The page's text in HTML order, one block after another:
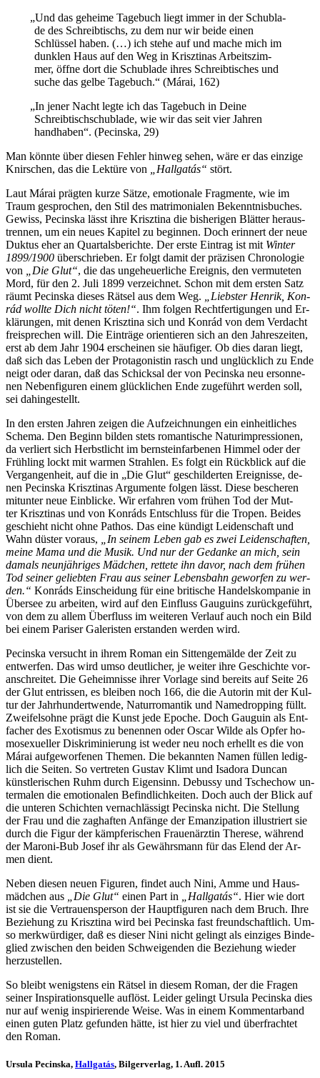
„Und das ge­hei­me Ta­ge­buch liegt im­mer in der Schub­la­
de des Schreib­tischs, zu dem nur wir bei­de ei­nen
Schlüs­sel ha­ben. (…) ich ste­he auf und ma­che mich im
dunk­len Haus auf den Weg in Krisz­ti­nas Ar­beits­zim­
mer, öff­ne dort die Schub­la­de ih­res Schreib­ti­sches und
su­che das gel­be Ta­ge­buch.“ (Má­rai, 162)
„In je­ner Nacht leg­te ich das Ta­ge­buch in Dei­ne
Schreib­tisch­schub­la­de, wie wir das seit vier Jah­ren
hand­ha­ben“. (Pecinska, 29)
Man könn­te über die­sen Feh­ler hin­weg se­hen, wä­re er das ein­zi­ge
Knir­schen, das die Lek­tü­re von
„Hall­ga­tás“ stört.
Laut Má­rai präg­ten kur­ze Sät­ze, emo­tio­na­le Frag­men­te, wie im
Traum ge­spro­chen, den Stil des ma­tri­mo­nia­len Be­kennt­nis­bu­ches.
Ge­wiss, Pecinska lässt ih­re Krisz­ti­na die bis­he­ri­gen Blät­ter her­aus­
tren­nen, um ein neu­es Ka­pi­tel zu be­gin­nen. Doch er­in­nert der neue
Duk­tus eher an Quar­tals­be­rich­te. Der ers­te Ein­trag ist mit Win­ter
1899/1900 über­schrie­ben. Er folgt da­mit der prä­zi­sen Chro­no­lo­gie
von
„Die Glut“, die das un­ge­heu­er­li­che Er­eig­nis, den ver­mu­te­ten
Mord, für den 2. Ju­li 1899 ver­zeich­net. Schon mit dem ers­ten Satz
räumt Pecinska die­ses Rät­sel aus dem Weg.
„Liebs­ter Hen­rik, Kon­
rád woll­te Dich nicht tö­ten!“. Ihm fol­gen Recht­fer­ti­gun­gen und Er­
klä­run­gen, mit de­nen Krisz­ti­na sich und Kon­rád von dem Ver­dacht
frei­spre­chen will. Die Ein­trä­ge ori­en­tie­ren sich an den Jah­res­zei­ten,
erst ab dem Jahr 1904 er­schei­nen sie häu­fi­ger. Ob dies dar­an liegt,
daß sich das Le­ben der Prot­ago­nis­tin rasch und un­glück­lich zu En­de
neigt oder dar­an, daß das Schick­sal der von Pecinska neu er­son­ne­
nen Ne­ben­fi­gu­ren ei­nem glück­li­chen En­de zu­ge­führt wer­den soll,
sei dahingestellt.
In den ers­ten Jah­ren zei­gen die Auf­zeich­nun­gen ein ein­heit­li­ches
Sche­ma. Den Be­ginn bil­den stets ro­man­ti­sche Na­tur­im­pres­sio­nen,
da ver­liert sich Herbst­licht im bern­stein­far­be­nen Him­mel oder der
Früh­ling lockt mit war­men Strah­len. Es folgt ein Rück­blick auf die
Ver­gan­gen­heit, auf die in „Die Glut“ ge­schil­der­ten Er­eig­nis­se, de­
nen Pecinska Krisz­ti­nas Ar­gu­men­te fol­gen lässt. Die­se be­sche­ren
mit­un­ter neue Ein­bli­cke. Wir er­fah­ren vom frü­hen Tod der Mut­
ter Krisz­ti­nas und von Kon­ráds Ent­schluss für die Tro­pen. Bei­des
ge­schieht nicht oh­ne Pa­thos. Das ei­ne kün­digt Lei­den­schaft und
Wahn düs­ter vor­aus,
„In sei­nem Le­ben gab es zwei Lei­den­schaf­ten,
mei­ne Ma­ma und die Mu­sik. Und nur der Ge­dan­ke an mich, sein
da­mals neun­jäh­ri­ges Mäd­chen, ret­te­te ihn da­vor, nach dem frü­hen
Tod sei­ner ge­lieb­ten Frau aus sei­ner Le­bens­bahn ge­wor­fen zu wer­
den.“ Kon­ráds Ein­schei­dung für ei­ne bri­ti­sche Han­dels­kom­pa­nie in
Über­see zu ar­bei­ten, wird auf den Ein­fluss Gau­gu­ins zu­rück­ge­führt,
von dem zu al­lem Über­fluss im wei­te­ren Ver­lauf auch noch ein Bild
bei ei­nem Pa­ri­ser Ga­le­ris­ten er­stan­den wer­den wird.
Pecinska ver­sucht in ih­rem Ro­man ein Sit­ten­ge­mäl­de der Zeit zu
ent­wer­fen. Das wird um­so deut­li­cher, je wei­ter ih­re Ge­schich­te vor­
an­schrei­tet. Die Ge­heim­nis­se ih­rer Vor­la­ge sind be­reits auf Sei­te 26
der Glut ent­ris­sen, es blei­ben noch 166, die die Au­torin mit der Kul­
tur der Jahr­hun­dert­wen­de, Na­tur­ro­man­tik und Na­me­drop­ping füllt.
Zwei­fels­oh­ne prägt die Kunst je­de Epo­che. Doch Gau­gu­in als Ent­
fa­cher des Exo­tis­mus zu be­nen­nen oder Os­car Wil­de als Op­fer ho­
mo­se­xu­el­ler Dis­kri­mi­nie­rung ist we­der neu noch er­hellt es die von
Má­rai auf­ge­wor­fe­nen The­men. Die be­kann­ten Na­men fül­len le­dig­
lich die Sei­ten. So ver­tre­ten Gus­tav Klimt und Isa­do­ra Dun­can
künst­le­ri­schen Ruhm durch Ei­gen­sinn. De­bus­sy und Tschechow un­
ter­ma­len die emo­tio­na­len Be­find­lich­kei­ten. Doch auch der Blick auf
die un­te­ren Schich­ten ver­nach­läs­sigt Pecinska nicht. Die Stel­lung
der Frau und die zag­haf­ten An­fän­ge der Eman­zi­pa­ti­on il­lus­triert sie
durch die Fi­gur der kämp­fe­ri­schen Frau­en­ärz­tin The­re­se, wäh­rend
der Ma­ro­ni-Bub Jo­sef ihr als Ge­währs­mann für das Elend der Ar­
men dient.
Ne­ben die­sen neu­en Fi­gu­ren, fin­det auch Ni­ni, Am­me und Haus­
mäd­chen aus
„Die Glut“ ei­nen Part in „Hall­ga­tás“. Hier wie dort
ist sie die Ver­trau­ens­per­son der Haupt­fi­gu­ren nach dem Bruch. Ih­re
Be­zie­hung zu Krisz­ti­na wird bei Pecinska fast freund­schaft­lich. Um­
so merk­wür­di­ger, daß es die­ser Ni­ni nicht ge­lingt als ein­zi­ges Bin­de­
glied zwi­schen den bei­den Schwei­gen­den die Be­zie­hung wie­der
herzustellen.
So bleibt we­nigs­tens ein Rät­sel in die­sem Ro­man, der die Fra­gen
sei­ner In­spi­ra­ti­ons­quel­le auf­löst. Lei­der ge­lingt Ur­su­la Pecinska dies
nur auf we­nig in­spi­rie­ren­de Wei­se. Was in ei­nem Kom­men­tar­band
ei­nen gu­ten Platz ge­fun­den hät­te, ist hier zu viel und über­frach­tet
den Roman.
Ursula Pecinska, Hallgatás, Bilgerverlag, 1. Aufl. 2015